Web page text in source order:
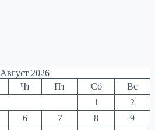
Август 2026
Чт Пт Сб
Вс
1
2
6 7 8
9